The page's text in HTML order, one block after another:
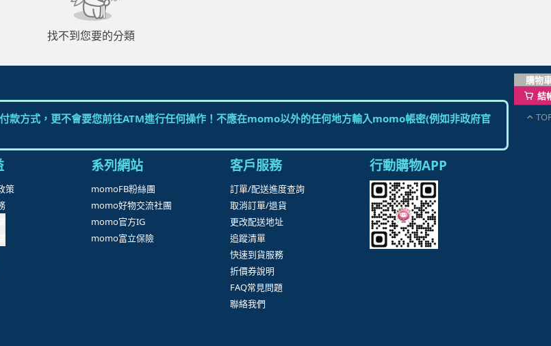
找不到您要的分類
購物
結
款方式，更不會要您前往ATM進行任何操作！不應在momo以外的任何地方輸入momo帳密(例如非政府官
策
系列網站
momoFB粉絲團
momo好物交流社團
momo官方IG
momo富立保險
客戶服務
訂單/配送進度查詢
取消訂單/退貨
更改配送地址
追蹤清單
快速到貨服務
折價券說明
FAQ常見問題
聯絡我們
行動購物APP